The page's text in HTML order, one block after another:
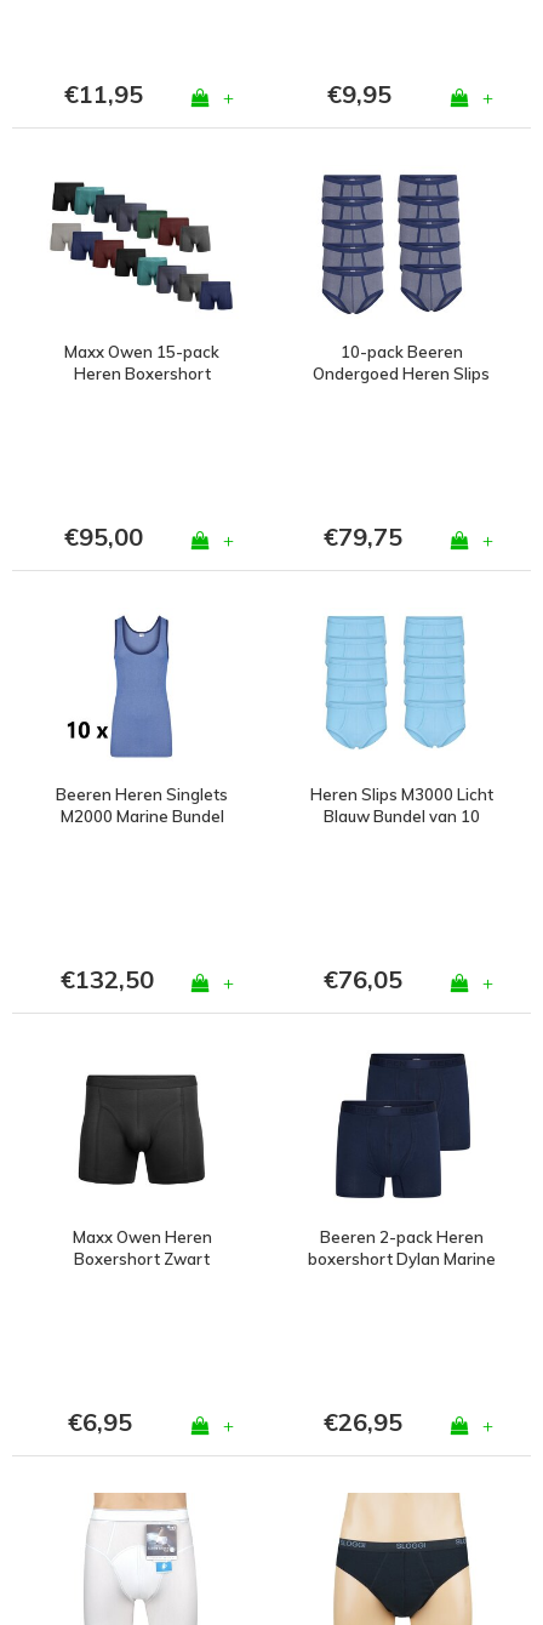
€11,95 + €9,95 +
Maxx Owen 15-pack
Heren Boxershort
€95,00 +
10-pack Beeren
Ondergoed Heren Slips
€79,75 +
Beeren Heren Singlets
M2000 Marine Bundel
€132,50 +
Heren Slips M3000 Licht
Blauw Bundel van 10
€76,05 +
Maxx Owen Heren
Boxershort Zwart
€6,95 +
Beeren 2-pack Heren
boxershort Dylan Marine
€26,95 +